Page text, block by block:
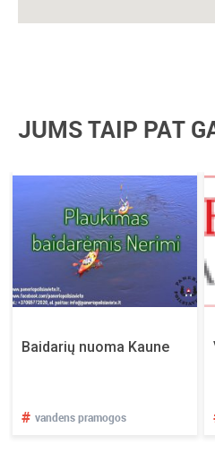
JUMS TAIP PAT
Baidarių nuoma Kaune
# vandens pramogos